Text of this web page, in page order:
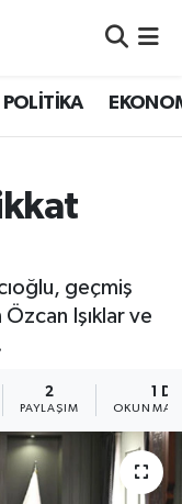
POLİTİKA
geçmiş
Işıklar ve
2
PAYLAŞIM
1 DK
OKUNMA